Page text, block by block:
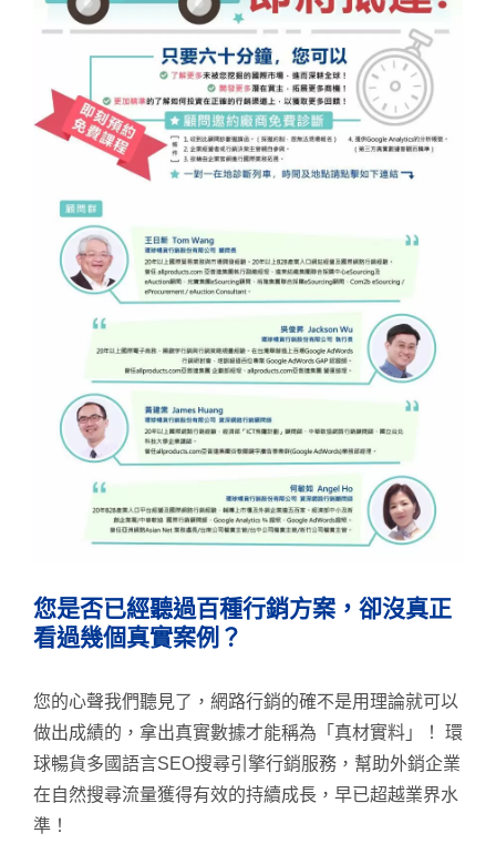
您是否已經聽過百種行銷方案，卻沒真正
看過幾個真實案例？
您的心聲我們聽見了，網路行銷的確不是用理論就可以
做出成績的，拿出真實數據才能稱為「真材實料」！ 環
球暢貨多國語言SEO搜尋引擎行銷服務，幫助外銷企業
在自然搜尋流量獲得有效的持續成長，早已超越業界水
準！